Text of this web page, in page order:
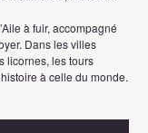
à fuir, accompagné
Dans les villes
licornes, les tours
à celle du monde.